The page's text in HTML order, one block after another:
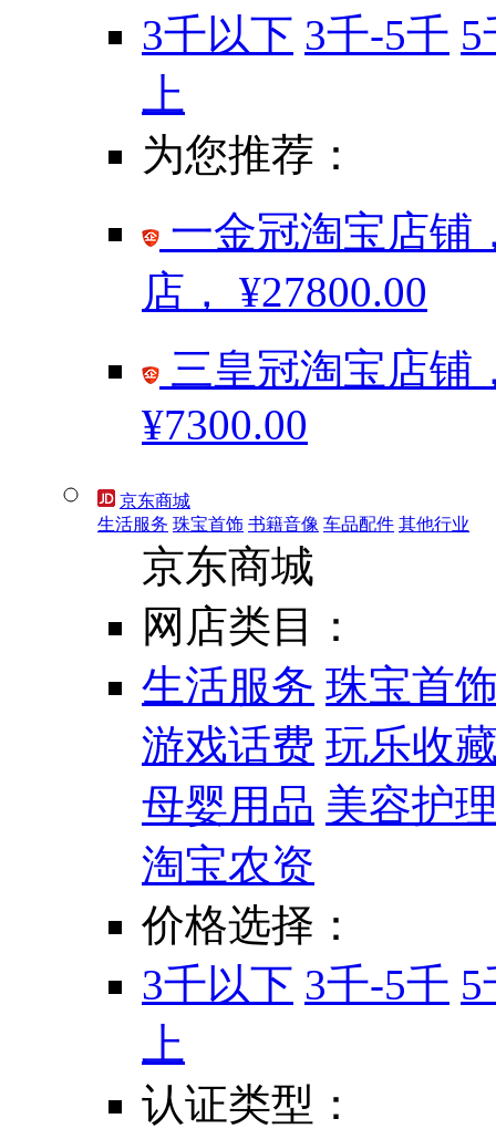
3千以下 3千-5千 5
上
为您推荐：
一金冠淘宝店铺
店， ¥27800.00
三皇冠淘宝店铺
¥7300.00
京东商城
生活服务 珠宝首饰 书籍音像 车品配件 其他行业
京东商城
网店类目：
生活服务 珠宝首
游戏话费 玩乐收
母婴用品 美容护
淘宝农资
价格选择：
3千以下 3千-5千 5
上
认证类型：